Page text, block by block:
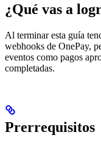
¿Qué vas a
Al terminar esta guía
webhooks de OnePay,
eventos como pagos
completadas.
Prerrequisitos